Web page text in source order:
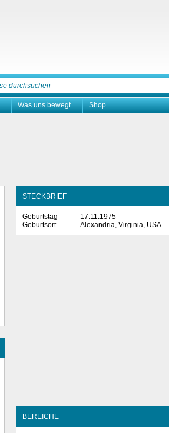
Was uns bewegt Shop
STECKBRIEF
Geburtstag
17.11.1975
Geburtsort
Alexandria, Virginia, USA
BEREICHE